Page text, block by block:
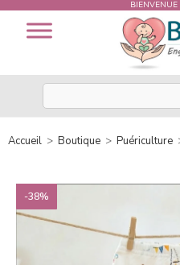
Accueil > Boutique > Puériculture
-38%